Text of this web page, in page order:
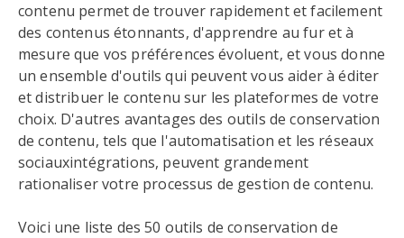
contenu permet de trouver rapidement et facilement
des contenus étonnants, d'apprendre au fur et à
mesure que vos préférences évoluent, et vous donne
un ensemble d'outils qui peuvent vous aider à éditer
et distribuer le contenu sur les plateformes de votre
choix. D'autres avantages des outils de conservation
de contenu, tels que l'automatisation et les réseaux
sociauxintégrations, peuvent grandement
rationaliser votre processus de gestion de contenu.
Voici une liste des 50 outils de conservation de